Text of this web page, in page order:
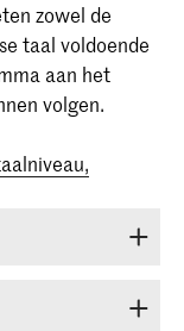
zowel de
taal voldoende
aan het
volgen.